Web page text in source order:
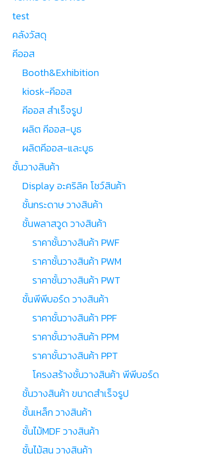
test
คลังวัสดุ
คีออส
Booth&Exhibition
kiosk-คีออส
คีออส สำเร็จรูป
ผลิต คีออส-บูธ
ผลิตคีออส-และบูธ
ชั้นวางสินค้า
Display อะคริลิค โชว์สินค้า
ชั้นกระดาษ วางสินค้า
ชั้นพลาสวูด วางสินค้า
ราคาชั้นวางสินค้า PWF
ราคาชั้นวางสินค้า PWM
ราคาชั้นวางสินค้า PWT
ชั้นพีพีบอร์ด วางสินค้า
ราคาชั้นวางสินค้า PPF
ราคาชั้นวางสินค้า PPM
ราคาชั้นวางสินค้า PPT
โครงสร้างชั้นวางสินค้า พีพีบอร์ด
ชั้นวางสินค้า ขนาดสำเร็จรูป
ชั้นเหล็ก วางสินค้า
ชั้นไม้MDF วางสินค้า
ชั้นไม้สน วางสินค้า